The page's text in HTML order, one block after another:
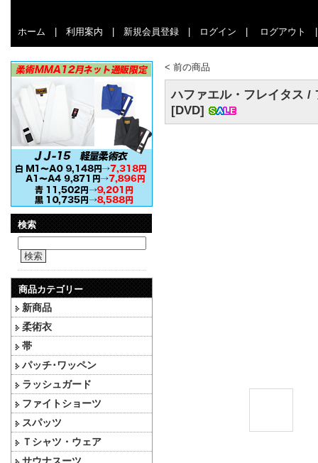
ホーム 利用案内 新規会員登録 ログイン ログアウト
検索
検索
商品カテゴリー
新商品
柔術衣
帯
パッチ･ワッペン
ラッシュガード
ファイトショーツ
スパッツ
Ｔシャツ・ウェア
< 前の商品
ハファエル・フレイタス /
[DVD]